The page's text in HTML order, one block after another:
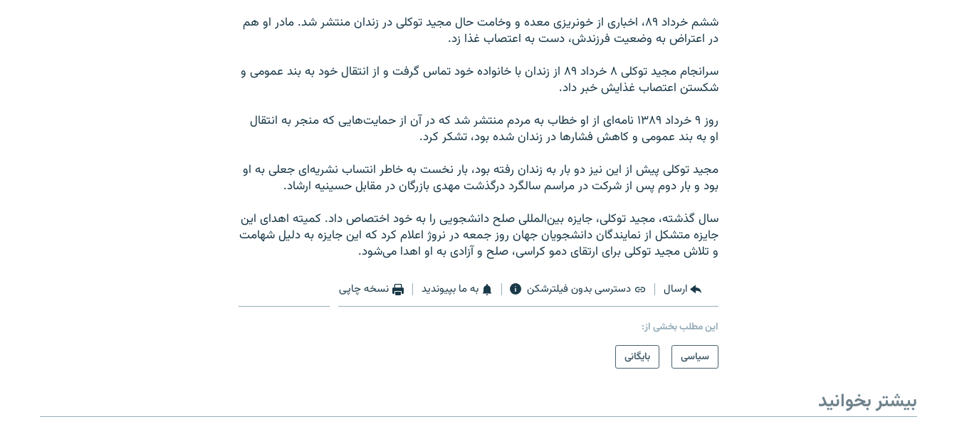
ششم خرداد ۸۹، اخباری از خونریزی معده و وخامت حال مجید توکلی در زندان منتشر شد. مادر او هم
در اعتراض به وضعیت فرزندش، دست به اعتصاب غذا زد.
سرانجام مجید توکلی ۸ خرداد ۸۹ از زندان با خانواده خود تماس گرفت و از انتقال خود به بند عمومی و
شکستن اعتصاب غذایش خبر داد.
روز ۹ خرداد ۱۳۸۹ نامه‌ای از او خطاب به مردم منتشر شد که در آن از حمایت‌هایی که منجر به انتقال
او به بند عمومی و کاهش فشار‌ها در زندان شده بود، تشکر کرد.
مجید توکلی پیش از این نیز دو بار به زندان رفته بود، بار نخست به خاطر انتساب نشریه‌ای جعلی به او
بود و بار دوم پس از شرکت در مراسم سالگرد درگذشت مهدی بازرگان در مقابل حسینیه ارشاد.
سال گذشته، مجید توکلی، جایزه بین‌المللی صلح دانشجویی را به خود اختصاص داد. کمیته اهدای این
جایزه متشکل از نمایندگان دانشجویان جهان روز جمعه در نروژ اعلام کرد که این جایزه به دلیل شهامت
و تلاش مجید توکلی برای ارتقای دمو کراسی، صلح و آزادی به او اهدا می‌شود.
ارسال دسترسی بدون فیلترشکن به ما بپیوندید نسخه چاپی
این مطلب بخشی از:
سیاسی
بایگانی
بیشتر بخوانید